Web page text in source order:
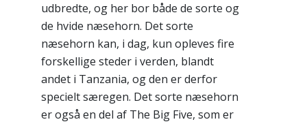
udbredte, og her bor både de sorte og
de hvide næsehorn. Det sorte
næsehorn kan, i dag, kun opleves fire
forskellige steder i verden, blandt
andet i Tanzania, og den er derfor
specielt særegen. Det sorte næsehorn
er også en del af The Big Five, som er